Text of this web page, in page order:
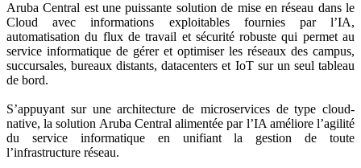
Aruba Central est une puissante solution de mise en réseau dans le
Cloud avec informations exploitables fournies par l’IA,
automatisation du flux de travail et sécurité robuste qui permet au
service informatique de gérer et optimiser les réseaux des campus,
succursales, bureaux distants, datacenters et IoT sur un seul tableau
de bord.
S’appuyant sur une architecture de microservices de type cloud-
native, la solution Aruba Central alimentée par l’IA améliore l’agilité
du service informatique en unifiant la gestion de toute
l’infrastructure réseau.